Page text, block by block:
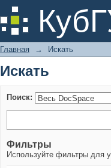
Искать
Главная → Искать
Искать
Поиск:
Фильтры
Используйте фильтры для